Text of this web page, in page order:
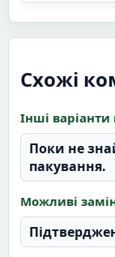
Схожі
Інші
Поки не
пакування.
Можливі